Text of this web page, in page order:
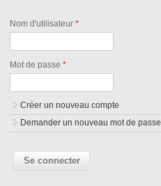
Nom d'utilisateur*
Mot de passe*
Créer un nouveau compte
Demander un nouveau mot de passe